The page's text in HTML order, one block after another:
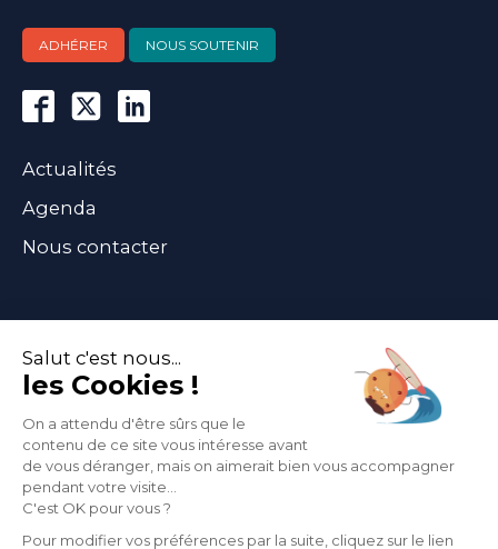
ADHÉRER NOUS SOUTENIR
Actualités
Agenda
Nous contacter
Abonnez-vous
à notre newsletter